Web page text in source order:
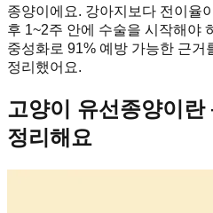
종양이에요. 강아지보다 전이율
후 1~2주 안에 수술을 시작해야
중성화로 91% 예방 가능한 근거
정리했어요.
고양이 유선종양이
정리해요